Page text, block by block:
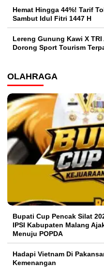
Hemat Hingga 44%! Tarif
Sambut Idul Fitri 1447 H
Lereng Gunung Kawi X
Dorong Sport Tourism
OLAHRAGA
Bupati Cup Pencak Silat
IPSI Kabupaten Malang
Menuju POPDA
Hadapi Vietnam Di
Kemenangan